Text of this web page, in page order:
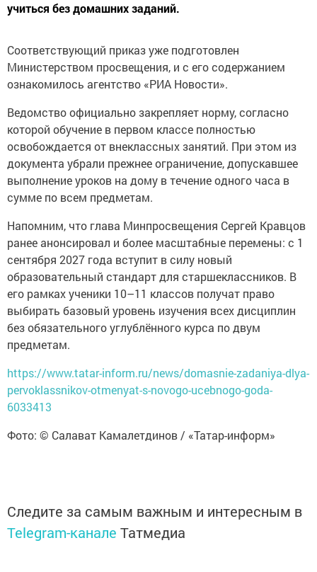
учиться без домашних заданий.
Соответствующий приказ уже подготовлен
Министерством просвещения, и с его содержанием
ознакомилось агентство «РИА Новости».
Ведомство официально закрепляет норму, согласно
которой обучение в первом классе полностью
освобождается от внеклассных занятий. При этом из
документа убрали прежнее ограничение, допускавшее
выполнение уроков на дому в течение одного часа в
сумме по всем предметам.
Напомним, что глава Минпросвещения Сергей Кравцов
ранее анонсировал и более масштабные перемены: с 1
сентября 2027 года вступит в силу новый
образовательный стандарт для старшеклассников. В
его рамках ученики 10–11 классов получат право
выбирать базовый уровень изучения всех дисциплин
без обязательного углублённого курса по двум
предметам.
https://www.tatar-inform.ru/news/domasnie-zadaniya-dlya-
pervoklassnikov-otmenyat-s-novogo-ucebnogo-goda-
6033413
Фото: © Салават Камалетдинов / «Татар-информ»
Следите за самым важным и интересным в
Telegram-канале Татмедиа